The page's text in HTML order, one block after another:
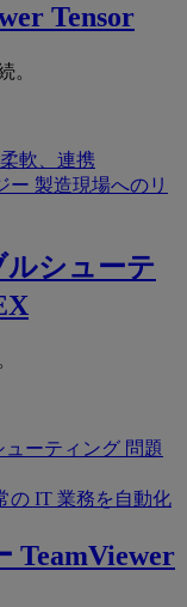
Tensor
。
軟、連携
ー 製造現場へのリ
シューテ
ューティング 問題
の IT 業務を自動化
TeamViewer